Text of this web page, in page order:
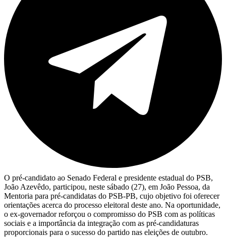
O pré-candidato ao Senado Federal e presidente estadual do PSB,
João Azevêdo, participou, neste sábado (27), em João Pessoa, da
Mentoria para pré-candidatas do PSB-PB, cujo objetivo foi oferecer
orientações acerca do processo eleitoral deste ano. Na oportunidade,
o ex-governador reforçou o compromisso do PSB com as políticas
sociais e a importância da integração com as pré-candidaturas
proporcionais para o sucesso do partido nas eleições de outubro.